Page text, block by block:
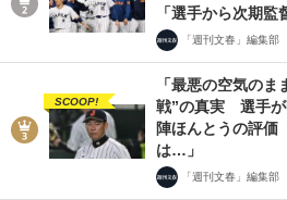
「選手から次期監
「週刊文春」編集部
SCOOP!
「最悪の空気の
戦”の真実 選手が
陣ほんとうの評価
は…」
「週刊文春」編集部